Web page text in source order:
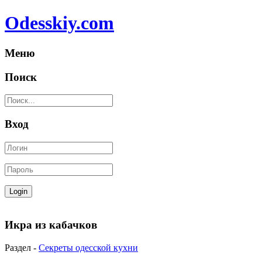
Odesskiy.com
Меню
Поиск
Вход
Икра из кабачков
Раздел - Секреты одесской кухни